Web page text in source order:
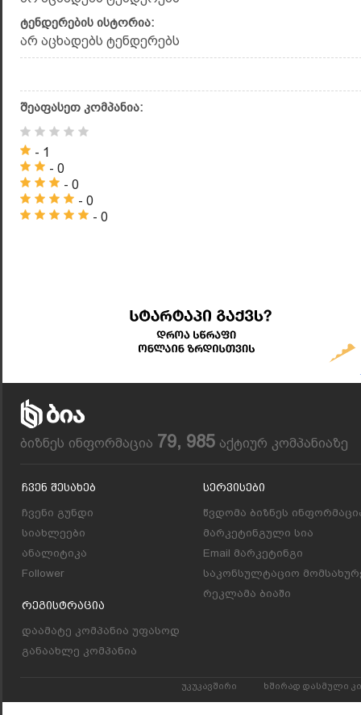
ტენდერების ისტორია:
არ აცხადებს ტენდერებს
შეაფასეთ კომპანია:
- 1
- 0
- 0
- 0
- 0
ბიზნეს ინფორმაცია 79, 985 აქტიურ კომპანიაზე
Ჩვენ Შესახებ
ჩვენი გუნდი
სიახლეები
ანალიტიკა
Follower
Რეგისტრაცია
დაამატე კომპანია უფასოდ
განაახლე კომპანია
Სერვისები
წვდომა ბიზნეს
მარკეტინგული სია
Email მარკეტინგი
საკონსულტაციო
რეკლამა ბიაში
უკუკავშირი ხშირად დასმული